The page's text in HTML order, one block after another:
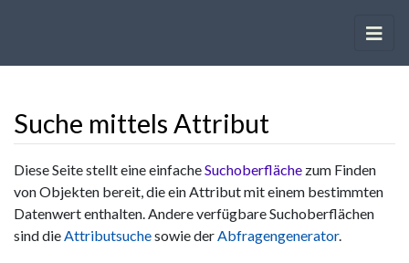
Suche mittels Attribut
Wechseln zu:Navigation,Suche
Diese Seite stellt eine einfacheSuchoberfläche zum Finden
von Objekten bereit, die ein Attribut mit einem bestimmten
Datenwert enthalten. Andere verfügbare Suchoberflächen
sind dieAttributsuchesowie derAbfragengenerator.